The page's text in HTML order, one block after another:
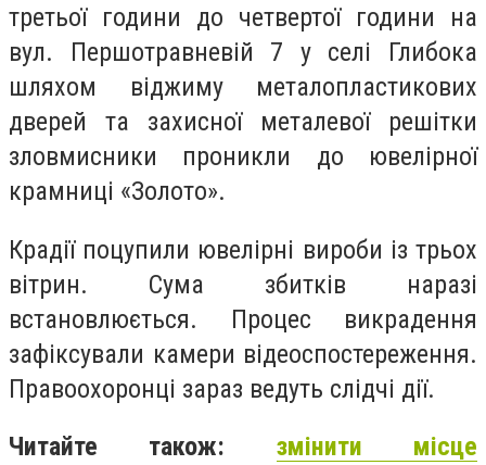
третьої години до четвертої години на
вул. Першотравневій 7 у селі Глибока
шляхом віджиму металопластикових
дверей та захисної металевої решітки
зловмисники проникли до ювелірної
крамниці «Золото».
Крадії поцупили ювелірні вироби із трьох
вітрин. Сума збитків наразі
встановлюється. Процес викрадення
зафіксували камери відеоспостереження.
Правоохоронці зараз ведуть слідчі дії.
Читайте також: змінити місце